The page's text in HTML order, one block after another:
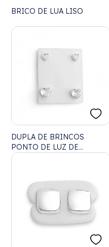
BRICO DE LUA LISO
DUPLA DE BRINCOS
PONTO DE LUZ DE
CORAÇÃO COM ZIRCÔNIA